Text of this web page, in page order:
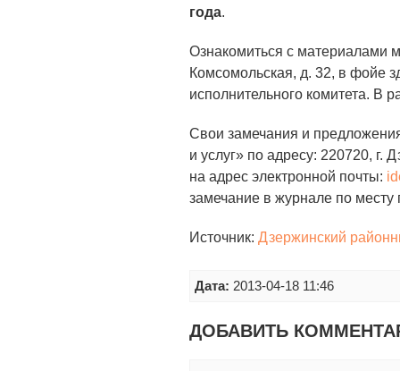
года.
Ознакомиться с материалами
Комсомольская, д. 32, в фойе
исполнительного комитета. В
Свои замечания и
и услуг» по адресу: 220720, г.
на адрес электронной почты:
замечание в журнале по
Источник:Дзержинский
Дата: 2013-04-18 11:46
ДОБАВИТЬ